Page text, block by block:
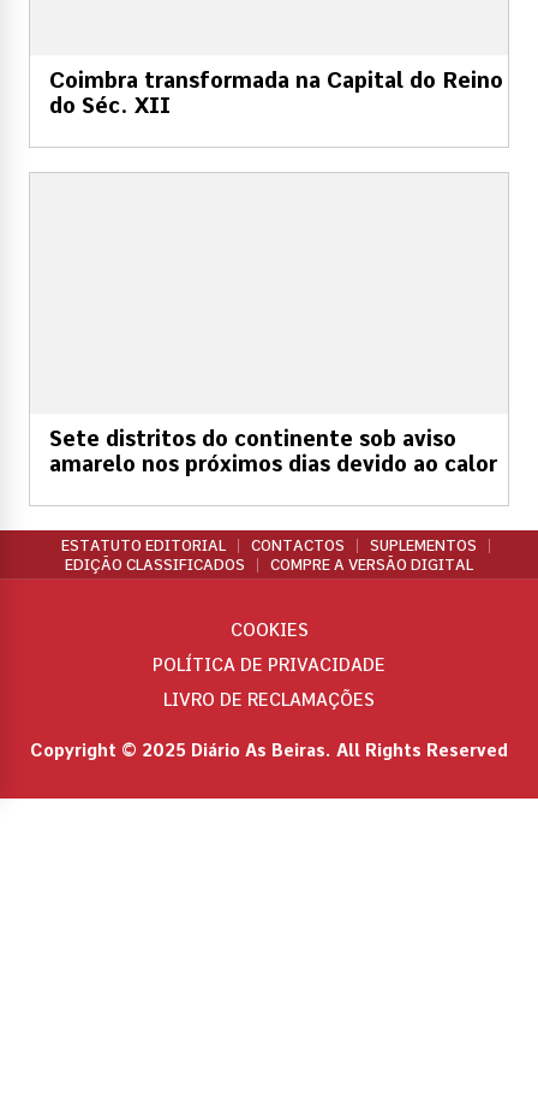
Coimbra transformada na Capital do Reino
do Séc. XII
Sete distritos do continente sob aviso
amarelo nos próximos dias devido ao calor
ESTATUTO EDITORIAL CONTACTOS
SUPLEMENTOS
EDIÇÃO CLASSIFICADOS
COMPRE A VERSÃO DIGITAL
Copyright © 2025 Diário As Beiras. All Rights Reserved
COOKIES
POLÍTICA DE PRIVACIDADE
LIVRO DE RECLAMAÇÕES